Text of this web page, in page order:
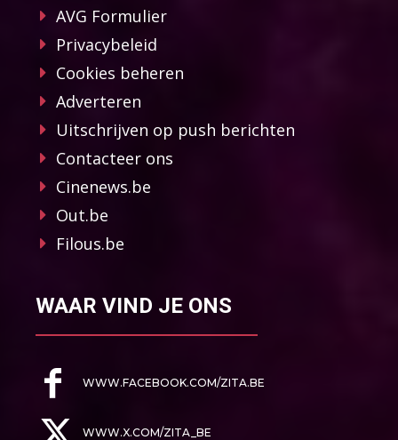
AVG Formulier
Privacybeleid
Cookies beheren
Adverteren
Uitschrijven op push berichten
Contacteer ons
Cinenews.be
Out.be
Filous.be
WAAR VIND JE ONS
WWW.FACEBOOK.COM/ZITA.BE
WWW.X.COM/ZITA_BE